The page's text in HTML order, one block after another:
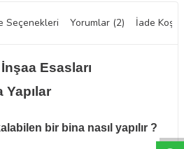
Seçenekleri Yorumlar (2) İade
Esasları
Yapılar
bir bina nasıl yapılır ?